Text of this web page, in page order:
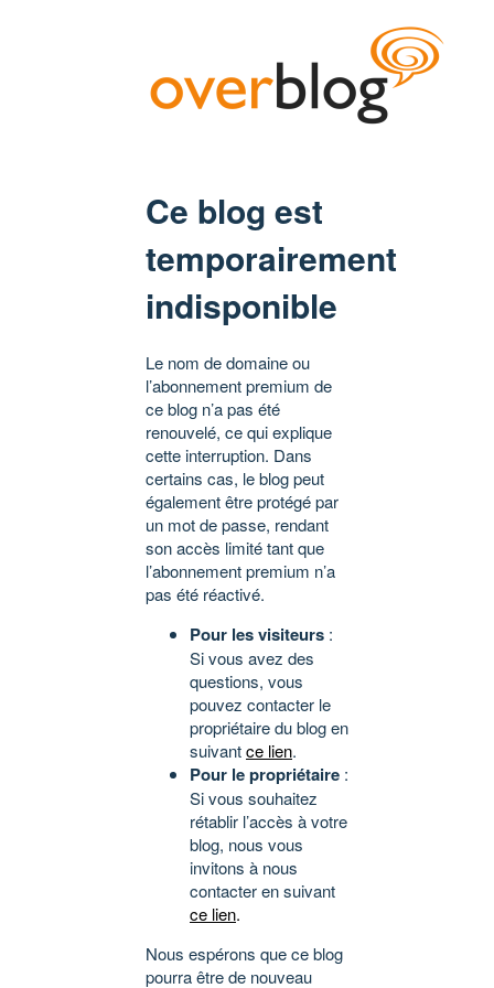
Ce blog est
temporairement
indisponible
Le nom de domaine ou
l’abonnement premium de
ce blog n’a pas été
renouvelé, ce qui explique
cette interruption. Dans
certains cas, le blog peut
également être protégé par
un mot de passe, rendant
son accès limité tant que
l’abonnement premium n’a
pas été réactivé.
Pour les visiteurs :
Si vous avez des
questions, vous
pouvez contacter le
propriétaire du blog en
suivantce lien.
Pour le propriétaire :
Si vous souhaitez
rétablir l’accès à votre
blog, nous vous
invitons à nous
contacter en suivant
ce lien.
Nous espérons que ce blog
pourra être de nouveau